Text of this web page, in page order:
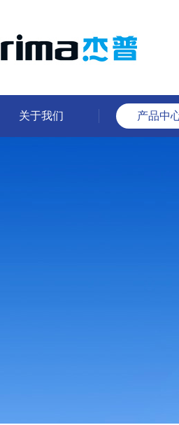
关于我们 产品中